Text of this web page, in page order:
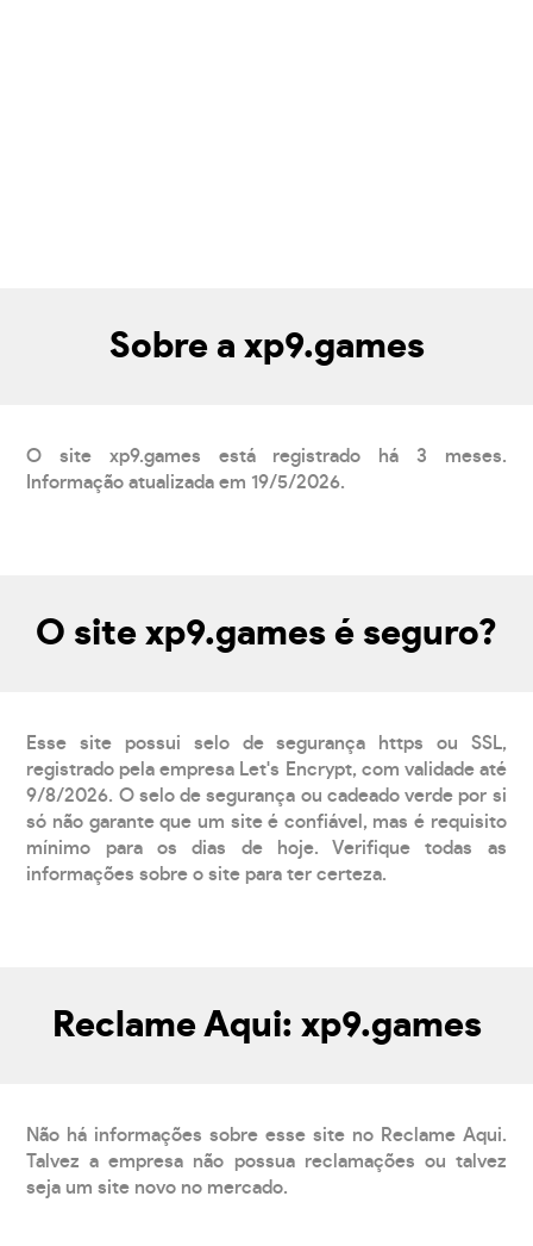
Sobre a xp9.games
O site xp9.games está registrado há 3 meses.
Informação atualizada em 19/5/2026.
O site xp9.games é seguro?
Esse site possui selo de segurança https ou SSL,
registrado pela empresa Let's Encrypt, com validade até
9/8/2026. O selo de segurança ou cadeado verde por si
só não garante que um site é confiável, mas é requisito
mínimo para os dias de hoje. Verifique todas as
informações sobre o site para ter certeza.
Reclame Aqui: xp9.games
Não há informações sobre esse site no Reclame Aqui.
Talvez a empresa não possua reclamações ou talvez
seja um site novo no mercado.